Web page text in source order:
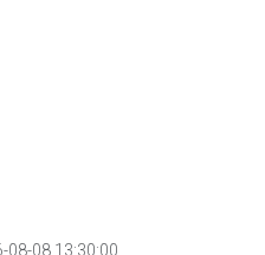
08-08 13:30:00